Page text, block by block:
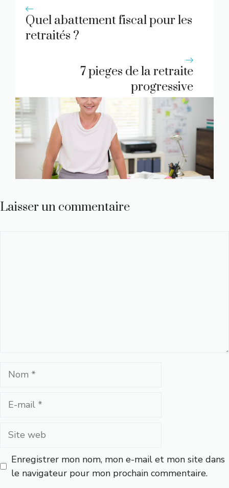
Quel abattement fiscal pour les
retraités ?
7 pieges de la retraite
progressive
Laisser un commentaire
Nom
Site
Enregistrer mon nom, mon e-mail et mon site dans
le navigateur pour mon prochain commentaire.